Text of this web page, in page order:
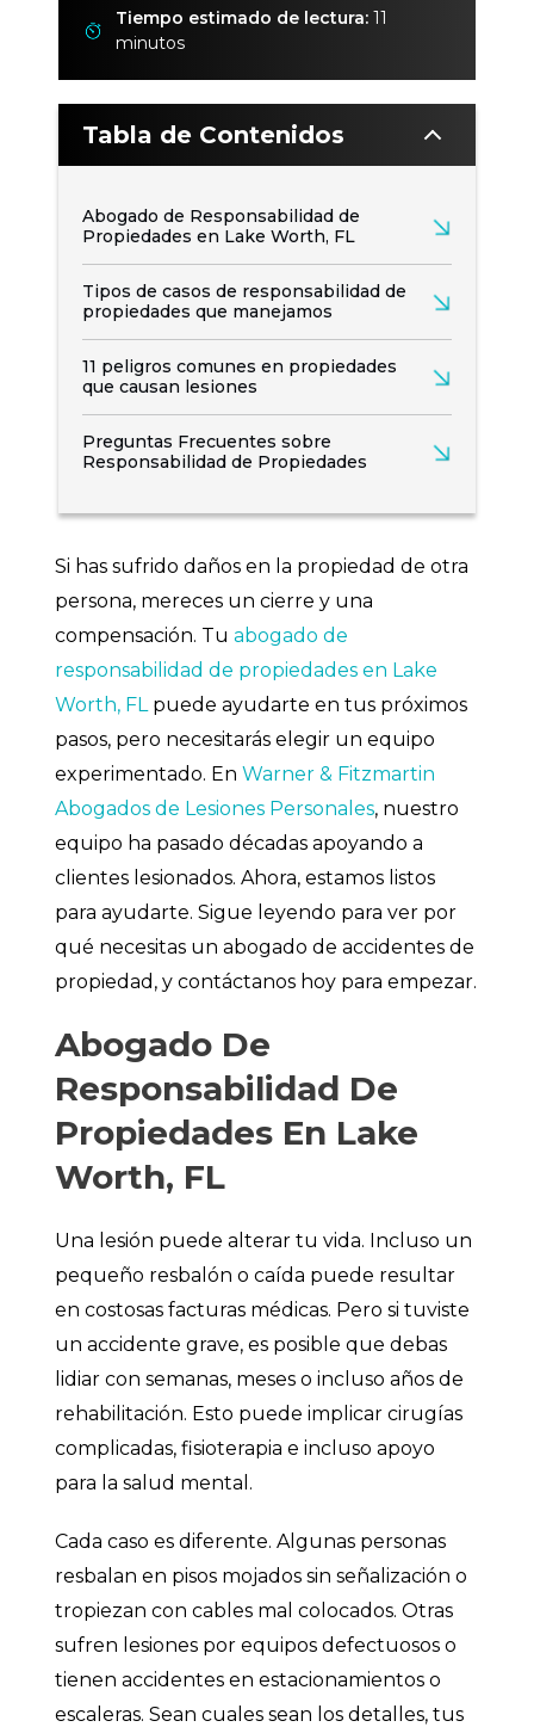
Tiempo estimado de lectura: 11
minutos
Tabla de Contenidos
Abogado de Responsabilidad de
Propiedades en Lake Worth, FL
Tipos de casos de responsabilidad de
propiedades que manejamos
11 peligros comunes en propiedades
que causan lesiones
Preguntas Frecuentes sobre
Responsabilidad de Propiedades
Si has sufrido daños en la propiedad de otra
persona, mereces un cierre y una
compensación. Tu abogado de
responsabilidad de propiedades en Lake
Worth, FL puede ayudarte en tus próximos
pasos, pero necesitarás elegir un equipo
experimentado. En Warner & Fitzmartin
Abogados de Lesiones Personales, nuestro
equipo ha pasado décadas apoyando a
clientes lesionados. Ahora, estamos listos
para ayudarte. Sigue leyendo para ver por
qué necesitas un abogado de accidentes de
propiedad, y contáctanos hoy para empezar.
Abogado De
Responsabilidad De
Propiedades En Lake
Worth, FL
Una lesión puede alterar tu vida. Incluso un
pequeño resbalón o caída puede resultar
en costosas facturas médicas. Pero si tuviste
un accidente grave, es posible que debas
lidiar con semanas, meses o incluso años de
rehabilitación. Esto puede implicar cirugías
complicadas, fisioterapia e incluso apoyo
para la salud mental.
Cada caso es diferente. Algunas personas
resbalan en pisos mojados sin señalización o
tropiezan con cables mal colocados. Otras
sufren lesiones por equipos defectuosos o
tienen accidentes en estacionamientos o
escaleras. Sean cuales sean los detalles, tus